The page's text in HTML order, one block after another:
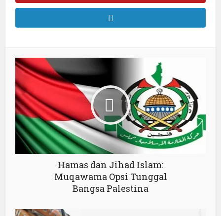
Hamas dan Jihad Islam:
Muqawama Opsi Tunggal
Bangsa Palestina